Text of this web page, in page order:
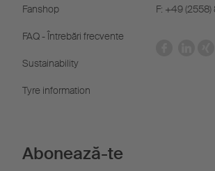
Fanshop
FAQ - Întrebări frecvente
Sustainability
Tyre information
F: +49
Abonează-te